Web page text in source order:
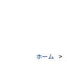
ホーム